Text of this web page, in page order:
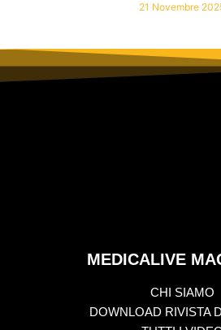
21 Novembre
MEDICALIVE
CHI SIAMO
DOWNLOAD RIVISTA